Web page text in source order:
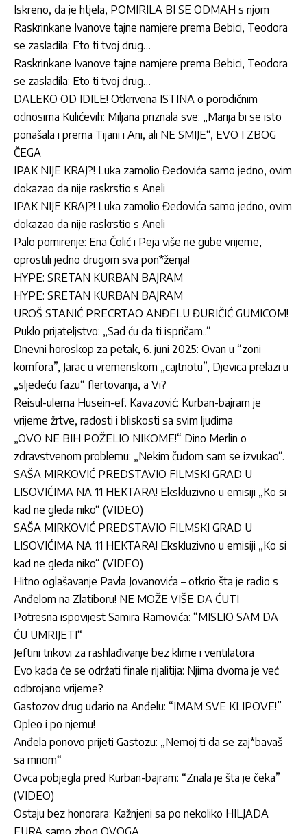
Iskreno, da je htjela, POMIRILA BI SE ODMAH s njom
Raskrinkane Ivanove tajne namjere prema Bebici, Teodora
se zasladila: Eto ti tvoj drug…
Raskrinkane Ivanove tajne namjere prema Bebici, Teodora
se zasladila: Eto ti tvoj drug…
DALEKO OD IDILE! Otkrivena ISTINA o porodičnim
odnosima Kulićevih: Miljana priznala sve: „Marija bi se isto
ponašala i prema Tijani i Ani, ali NE SMIJE“, EVO I ZBOG
ČEGA
IPAK NIJE KRAJ?! Luka zamolio Đedovića samo jedno, ovim
dokazao da nije raskrstio s Aneli
IPAK NIJE KRAJ?! Luka zamolio Đedovića samo jedno, ovim
dokazao da nije raskrstio s Aneli
Palo pomirenje: Ena Čolić i Peja više ne gube vrijeme,
oprostili jedno drugom sva pon*ženja!
HYPE: SRETAN KURBAN BAJRAM
HYPE: SRETAN KURBAN BAJRAM
UROŠ STANIĆ PRECRTAO ANĐELU ĐURIČIĆ GUMICOM!
Puklo prijateljstvo: „Sad ću da ti ispričam..“
Dnevni horoskop za petak, 6. juni 2025: Ovan u “zoni
komfora”, Jarac u vremenskom „cajtnotu”, Djevica prelazi u
„sljedeću fazu“ flertovanja, a Vi?
Reisul-ulema Husein-ef. Kavazović: Kurban-bajram je
vrijeme žrtve, radosti i bliskosti sa svim ljudima
„OVO NE BIH POŽELIO NIKOME!“ Dino Merlin o
zdravstvenom problemu: „Nekim čudom sam se izvukao“.
SAŠA MIRKOVIĆ PREDSTAVIO FILMSKI GRAD U
LISOVIĆIMA NA 11 HEKTARA! Ekskluzivno u emisiji „Ko si
kad ne gleda niko“ (VIDEO)
SAŠA MIRKOVIĆ PREDSTAVIO FILMSKI GRAD U
LISOVIĆIMA NA 11 HEKTARA! Ekskluzivno u emisiji „Ko si
kad ne gleda niko“ (VIDEO)
Hitno oglašavanje Pavla Jovanovića – otkrio šta je radio s
Anđelom na Zlatiboru! NE MOŽE VIŠE DA ĆUTI
Potresna ispovijest Samira Ramovića: “MISLIO SAM DA
ĆU UMRIJETI“
Jeftini trikovi za rashlađivanje bez klime i ventilatora
Evo kada će se održati finale rijalitija: Njima dvoma je već
odbrojano vrijeme?
Gastozov drug udario na Anđelu: “IMAM SVE KLIPOVE!”
Opleo i po njemu!
Anđela ponovo prijeti Gastozu: „Nemoj ti da se zaj*bavaš
sa mnom“
Ovca pobjegla pred Kurban-bajram: “Znala je šta je čeka”
(VIDEO)
Ostaju bez honorara: Kažnjeni sa po nekoliko HILJADA